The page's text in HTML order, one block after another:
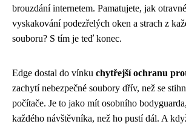
brouzdání internetem. Pamatujete, jak
vyskakování podezřelých oken a strach z
souboru? S tím je teď konec.
Edge dostal do vínku chytřejší ochranu
zachytí nebezpečné soubory dřív, než se
počítače. Je to jako mít osobního
každého návštěvníka, než ho pustí dál. A